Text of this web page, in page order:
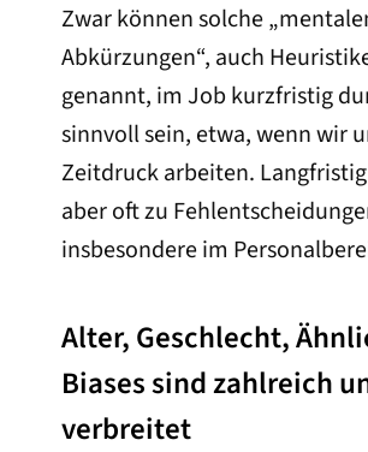
Zwar können solche
Abkürzungen“, auch
genannt, im Job kurzfristig
sinnvoll sein, etwa, wenn wir
Zeitdruck arbeiten.
aber oft zu
insbesondere im
Alter, Geschlecht,
Biases sind zahlreich
verbreitet